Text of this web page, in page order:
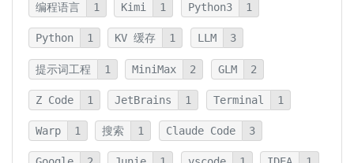
编程语言 1 Kimi 1 Python3 1
Python 1 KV 缓存 1 LLM 3
提示词工程 1 MiniMax 2 GLM 2
Z Code 1 JetBrains 1 Terminal 1
Warp 1 搜索 1 Claude Code 3